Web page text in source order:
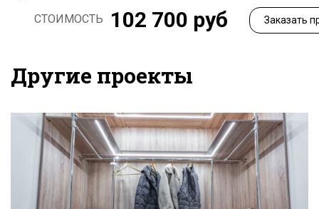
СТОИМОСТЬ 102 700 руб Заказать
Другие проекты